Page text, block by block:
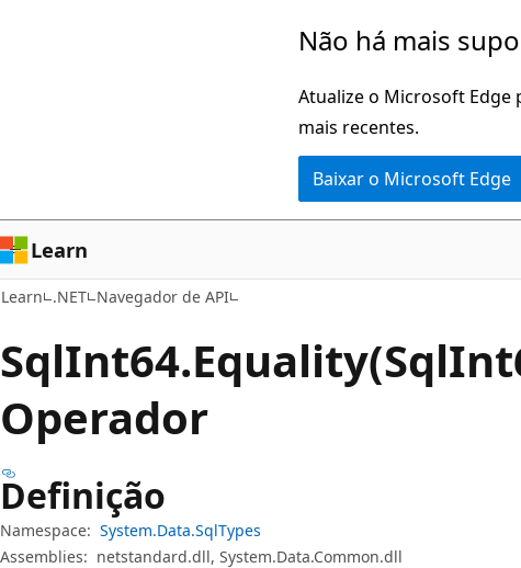
na
página
Não há mais
Atualize o Microsoft Edge
mais recentes.
Baixar o Microsoft Edge
Learn
Learn .NET Navegador de API
Sql
Operador
Definição
Namespace: System.Data.SqlTypes
Assemblies: netstandard.dll, System.Data.Common.dll